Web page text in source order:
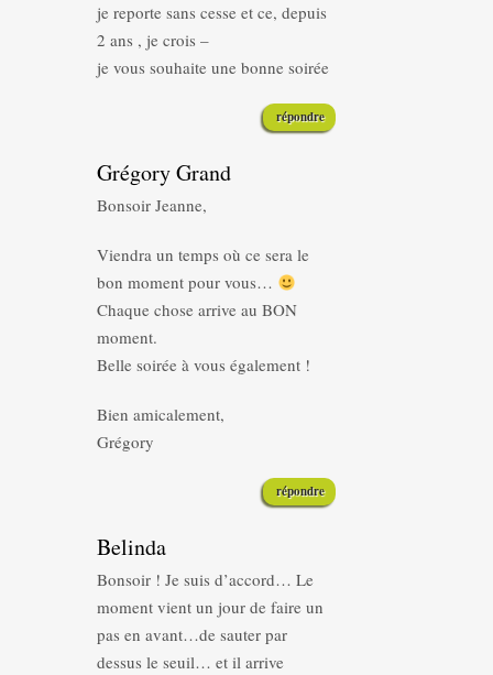
je reporte sans cesse et ce, depuis
2 ans , je crois –
je vous souhaite une bonne soirée
répondre
Grégory Grand
Bonsoir Jeanne,
Viendra un temps où ce sera le
bon moment pour vous…
Chaque chose arrive au BON
moment.
Belle soirée à vous également !
Bien amicalement,
Grégory
répondre
Belinda
Bonsoir ! Je suis d’accord… Le
moment vient un jour de faire un
pas en avant…de sauter par
dessus le seuil… et il arrive